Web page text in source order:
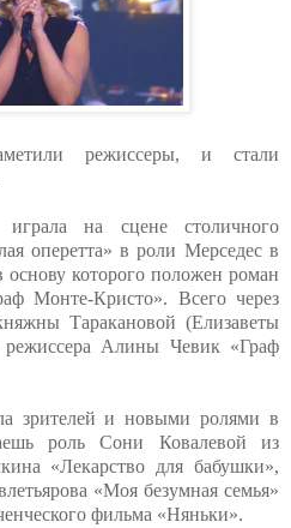
режиссеры, и стали
на сцене столичного
оперетта» в роли Мерседес в
которого положен роман
Монте-Кристо». Всего через
Таракановой (Елизаветы
Алины Чевик «Граф
зрителей и новыми ролями в
роль Сони Ковалевой из
«Лекарство для бабушки»,
«Моя безумная семья»
фильма «Няньки».